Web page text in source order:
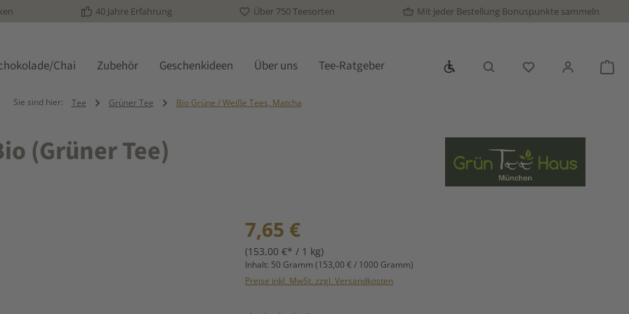
40 Jahre Erfahrung Über 750 Teesorten Mit jeder Bestellung Bonuspunkte sammeln
Chai Zubehör Geschenkideen Über uns Tee-Ratgeber Werkzeugleiste anzeigen
Du hast 0
Sie sind hier: Tee Grüner Tee Bio Grüne / Weiße Tees, Matcha
(Grüner Tee)
Regulärer Preis:
7,65 €
(153,00 €* / 1 kg)
Inhalt: 50 Gramm (153,00 € / 1000 Gramm)
Preise inkl. MwSt. zzgl. Versandkosten